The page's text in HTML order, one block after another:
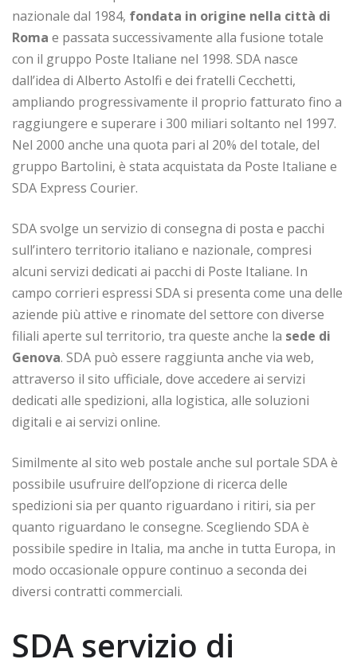
nazionale dal 1984, fondata in origine nella città di
Roma e passata successivamente alla fusione totale
con il gruppo Poste Italiane nel 1998. SDA nasce
dall’idea di Alberto Astolfi e dei fratelli Cecchetti,
ampliando progressivamente il proprio fatturato fino a
raggiungere e superare i 300 miliari soltanto nel 1997.
Nel 2000 anche una quota pari al 20% del totale, del
gruppo Bartolini, è stata acquistata da Poste Italiane e
SDA Express Courier.
SDA svolge un servizio di consegna di posta e pacchi
sull’intero territorio italiano e nazionale, compresi
alcuni servizi dedicati ai pacchi di Poste Italiane. In
campo corrieri espressi SDA si presenta come una delle
aziende più attive e rinomate del settore con diverse
filiali aperte sul territorio, tra queste anche la sede di
Genova. SDA può essere raggiunta anche via web,
attraverso il sito ufficiale, dove accedere ai servizi
dedicati alle spedizioni, alla logistica, alle soluzioni
digitali e ai servizi online.
Similmente al sito web postale anche sul portale SDA è
possibile usufruire dell’opzione di ricerca delle
spedizioni sia per quanto riguardano i ritiri, sia per
quanto riguardano le consegne. Scegliendo SDA è
possibile spedire in Italia, ma anche in tutta Europa, in
modo occasionale oppure continuo a seconda dei
diversi contratti commerciali.
SDA servizio di